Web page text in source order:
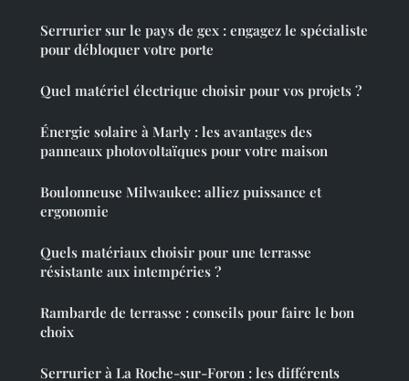
Serrurier sur le pays de gex : engagez le spécialiste
pour débloquer votre porte
Quel matériel électrique choisir pour vos projets ?
Énergie solaire à Marly : les avantages des
panneaux photovoltaïques pour votre maison
Boulonneuse Milwaukee: alliez puissance et
ergonomie
Quels matériaux choisir pour une terrasse
résistante aux intempéries ?
Rambarde de terrasse : conseils pour faire le bon
choix
Serrurier à La Roche-sur-Foron : les différents